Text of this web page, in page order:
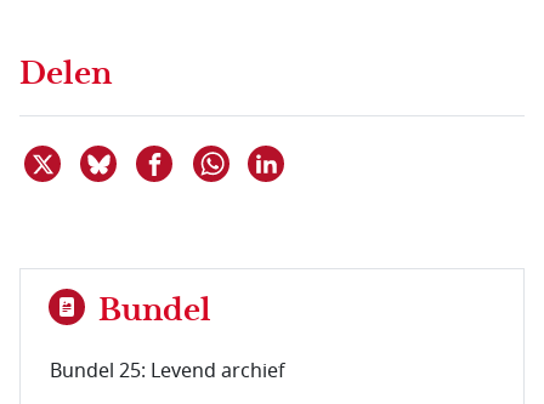
Delen
Deel dit item op X
Deel dit item op Bluesky
Deel dit item op Facebook
Delen via WhatsApp
Bundel
Bundel 25: Levend archief